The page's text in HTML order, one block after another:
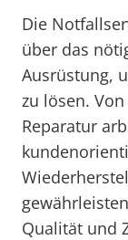
Die
über das
Ausrüstung,
zu lösen.
Reparatur
Qualität und